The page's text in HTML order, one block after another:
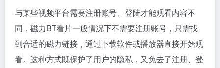
与某些视频平台需要注册账号、登陆才能观看内容不
同，磁力BT看片一般情况下不需要注册账号，只需找
到合适的磁力链接，通过下载软件或播放器直接开始观
看。这种方式既保护了用户的隐私，又免去了注册、登